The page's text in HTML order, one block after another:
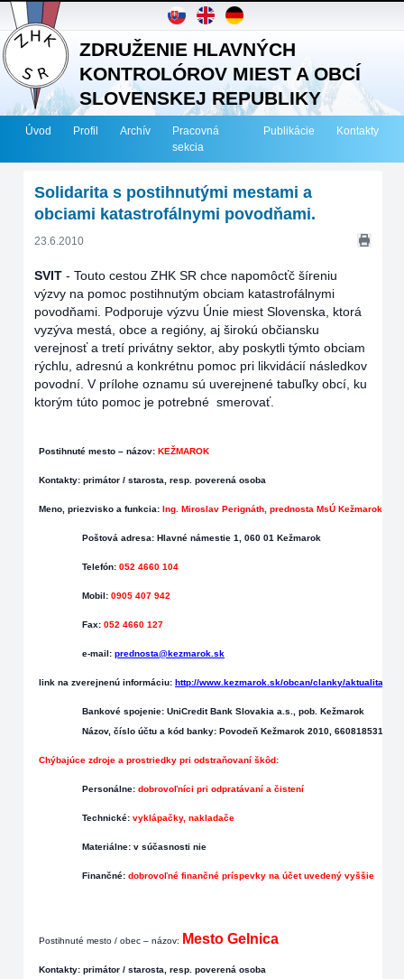
ZDRUŽENIE HLAVNÝCH
KONTROLÓROV MIEST A OBCÍ
SLOVENSKEJ REPUBLIKY
Úvod Profil Archív
Pracovná
sekcia
Publikácie Kontakty
Solidarita s postihnutými mestami a
obciami katastrofálnymi povodňami.
23.6.2010
SVIT - Touto cestou ZHK SR chce napomôcťč šíreniu
výzvy na pomoc postihnutým obciam katastrofálnymi
povodňami. Podporuje výzvu Únie miest Slovenska, ktorá
vyzýva mestá, obce a regióny, aj širokú občiansku
verejnosť a tretí privátny sektor, aby poskytli týmto obciam
rýchlu, adresnú a konkrétnu pomoc pri likvidácií následkov
povodní. V prílohe oznamu sú uverejnené tabuľky obcí, ku
ktorým túto pomoc je potrebné smerovať.
Postihnuté mesto – názov: KEŽMAROK
Kontakty: primátor / starosta, resp. poverená osoba
Meno, priezvisko a funkcia: Ing. Miroslav Perignáth, prednosta MsÚ Kežmarok
Poštová adresa: Hlavné námestie 1, 060 01 Kežmarok
Telefón: 052 4660 104
Mobil: 0905 407 942
Fax: 052 4660 127
e-mail: prednosta@kezmarok.sk
link na zverejnenú informáciu: http://www.kezmarok.sk/obcan/clanky/aktualita-
Bankové spojenie: UniCredit Bank Slovakia a.s., pob. Kežmarok
Názov, číslo účtu a kód banky: Povodeň Kežmarok 2010, 6608185311/
Chýbajúce zdroje a prostriedky pri odstraňovaní škôd:
Personálne: dobrovoľníci pri odpratávaní a čistení
Technické: vyklápačky, nakladače
Materiálne: v súčasnosti nie
Finančné: dobrovoľné finančné príspevky na účet uvedený vyššie
Postihnuté mesto / obec – názov: Mesto Gelnica
Kontakty: primátor / starosta, resp. poverená osoba